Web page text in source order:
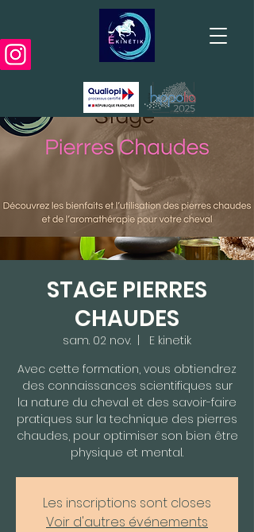
STAGE PIERRES
CHAUDES
sam. 02 nov.
E kinetik
Avec cette formation, vous obtiendrez
des connaissances scientifiques sur
la nature du cheval et des savoir-faire
pratiques sur la technique des pierres
chaudes, pour optimiser son bien être
physique et mental.
Les inscriptions sont closes
Voir d'autres événements